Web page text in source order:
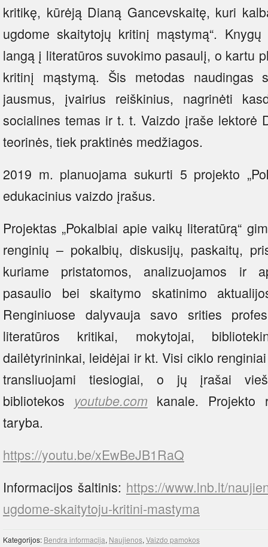
kritikę, kūrėją Dianą Gancevskaitę, kuri
ugdome skaitytojų kritinį mąstymą“.
langą į literatūros suvokimo pasaulį, o kartu
kritinį mąstymą. Šis metodas naudingas
jausmus, įvairius reiškinius, nagrinėti
socialines temas ir t. t. Vaizdo įraše lektorė
teorinės, tiek praktinės medžiagos.
2019 m. planuojama sukurti 5 projekto
edukacinius vaizdo įrašus.
Projektas „Pokalbiai apie vaikų literatūrą“
renginių – pokalbių, diskusijų, paskaitų,
kuriame pristatomos, analizuojamos ir
pasaulio bei skaitymo skatinimo
Renginiuose dalyvauja savo srities
literatūros kritikai, mokytojai,
dailėtyrininkai, leidėjai ir kt. Visi ciklo
transliuojami tiesiogiai, o jų įrašai
bibliotekos youtube.comkanale. Projekto
taryba.
https://youtu.be/xEwBeJB1RaQ
Informacijos šaltinis: https://www.lnb.lt/
ugdome-skaitytoju-kritini-mastyma
Kategorijos: Bendra informacija, Naujienos, Vaizdo pamokos